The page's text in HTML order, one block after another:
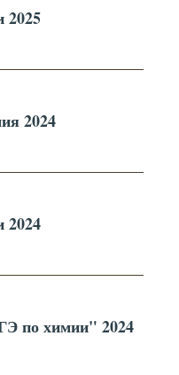
2025
2024
2024
по химии" 2024